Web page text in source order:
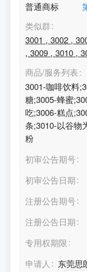
普通商标
类似群
3001 ,3002 ,
,3009 ,3010 ,
商品/服务列表
3001-咖啡饮料
糖;3005-蜂蜜
吃;3006-糕点
条;3010-以谷物
粉
初审公告期号
初审公告日期
注册公告期号
注册公告日期
专用权期限
申请人
东莞思